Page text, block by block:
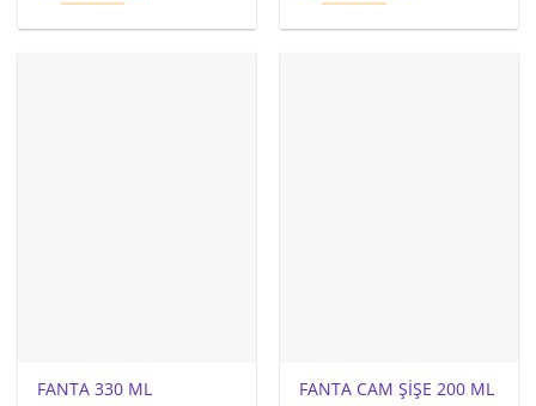
FANTA 330 ML FANTA CAM ŞİŞE 200 ML